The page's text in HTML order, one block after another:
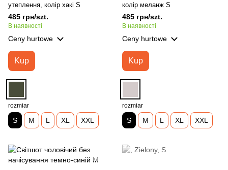
утеплення, колір хакі S
485 грн/szt.
В наявності
Ceny hurtowe
Kup
rozmiar
S M L XL XXL
колір меланж S
485 грн/szt.
В наявності
Ceny hurtowe
Kup
rozmiar
S M L XL XXL